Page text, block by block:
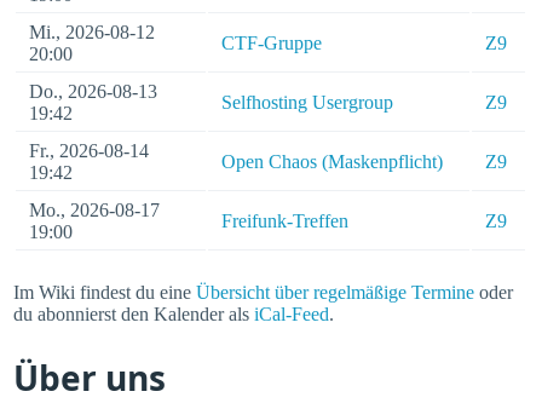
Mi., 2026-08-12
20:00
CTF-Gruppe Z9
Do., 2026-08-13
19:42
Selfhosting Usergroup Z9
Fr., 2026-08-14
19:42
Open Chaos (Maskenpflicht) Z9
Mo., 2026-08-17
19:00
Freifunk-Treffen Z9
Im Wiki findest du eineÜbersicht über regelmäßige Termine oder
du abonnierst den Kalender alsiCal-Feed.
Über uns